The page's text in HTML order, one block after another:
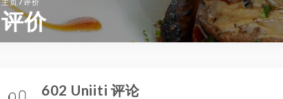
主页 评价
评价
602 Uniiti 评论